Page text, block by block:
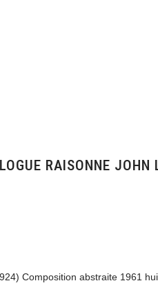
RAISONNE JOHN
Composition abstraite 1961